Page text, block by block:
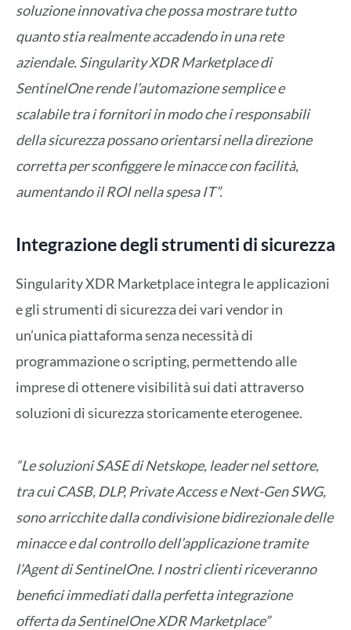
soluzione innovativa che possa mostrare tutto
quanto stia realmente accadendo in una rete
aziendale. Singularity XDR Marketplace di
SentinelOne rende l’automazione semplice e
scalabile tra i fornitori in modo che i responsabili
della sicurezza possano orientarsi nella direzione
corretta per sconfiggere le minacce con facilità,
aumentando il ROI nella spesa IT”.
Integrazione degli strumenti di sicurezza
Singularity XDR Marketplace integra le applicazioni
e gli strumenti di sicurezza dei vari vendor in
un’unica piattaforma senza necessità di
programmazione o scripting, permettendo alle
imprese di ottenere visibilità sui dati attraverso
soluzioni di sicurezza storicamente eterogenee.
“Le soluzioni SASE di Netskope, leader nel settore,
tra cui CASB, DLP, Private Access e Next-Gen SWG,
sono arricchite dalla condivisione bidirezionale delle
minacce e dal controllo dell’applicazione tramite
l’Agent di SentinelOne. I nostri clienti riceveranno
benefici immediati dalla perfetta integrazione
offerta da SentinelOne XDR Marketplace”